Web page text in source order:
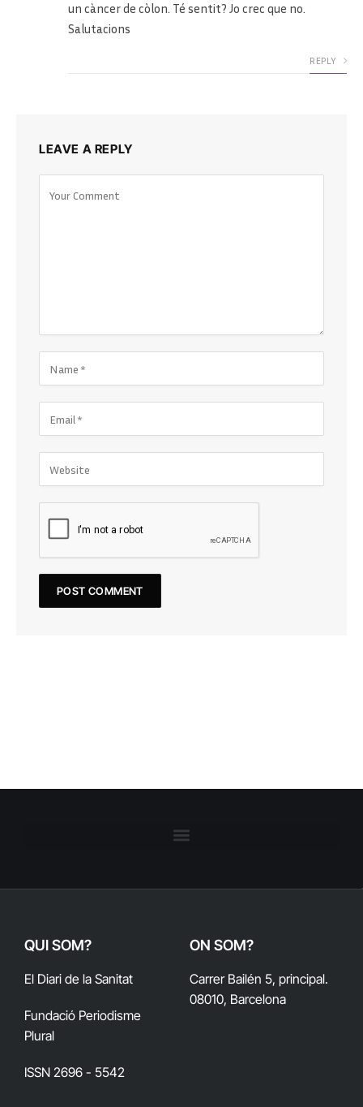
un càncer de còlon. Té sentit? Jo crec que no.
Salutacions
REPLY
LEAVE A REPLY
QUI SOM?
El Diari de la Sanitat
Fundació Periodisme
Plural
ISSN 2696 - 5542
ON SOM?
Carrer Bailén 5, principal.
08010, Barcelona